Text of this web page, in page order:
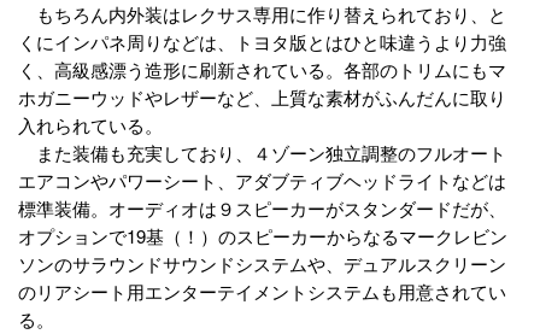
もちろん内外装はレクサス専用に作り替えられており、と
くにインパネ周りなどは、トヨタ版とはひと味違うより力強
く、高級感漂う造形に刷新されている。各部のトリムにもマ
ホガニーウッドやレザーなど、上質な素材がふんだんに取り
入れられている。
また装備も充実しており、４ゾーン独立調整のフルオート
エアコンやパワーシート、アダブティブヘッドライトなどは
標準装備。オーディオは９スピーカーがスタンダードだが、
オプションで19基（！）のスピーカーからなるマークレビン
ソンのサラウンドサウンドシステムや、デュアルスクリーン
のリアシート用エンターテイメントシステムも用意されてい
る。